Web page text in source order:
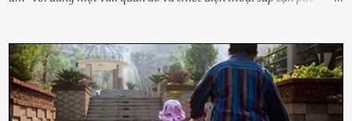
cưới cô để có con. Không phải để nuôi một cái thân bất tài chỉ biết
khóc lóc,” anh ta gằn giọng, đẩy mạnh cánh cửa trước mặt tôi.
Tiếng cánh cửa đóng lại, vang lên như một bản án lạnh lùng. Tôi
đứng chết lặng giữa cơn mưa, không biết đi đâu, về đâu. Bố mẹ tôi